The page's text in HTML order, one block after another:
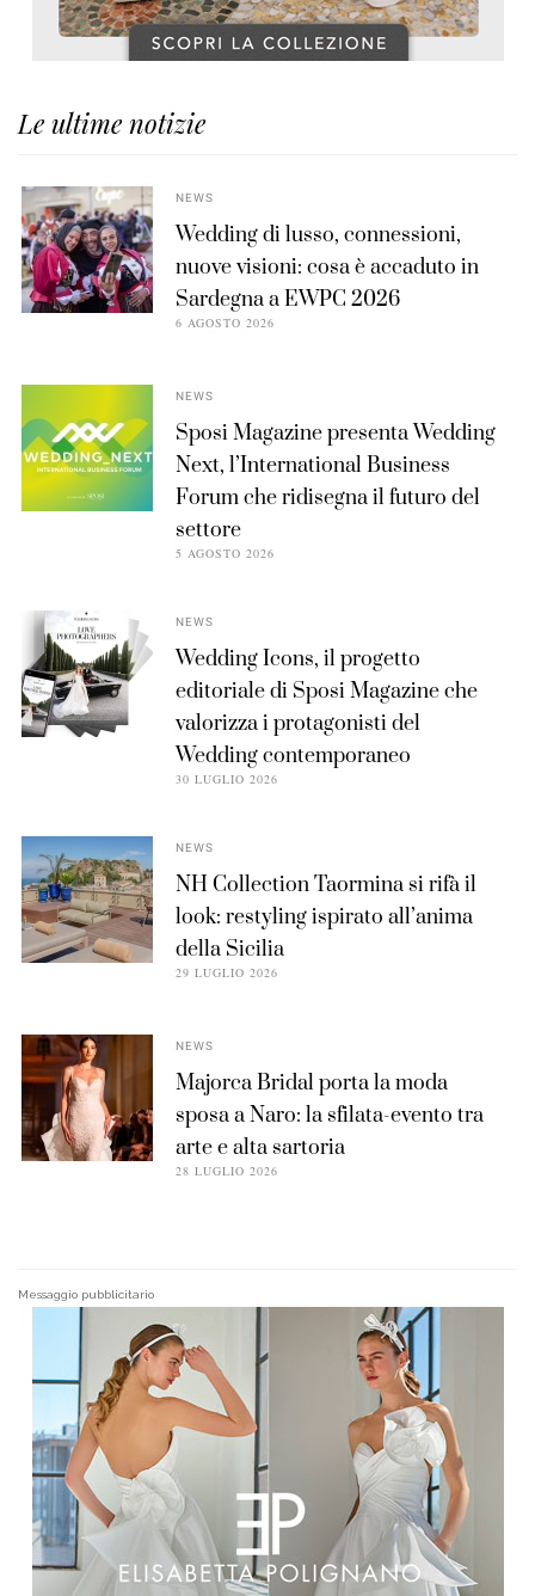
Le ultime notizie
NEWS
Wedding di lusso, connessioni,
nuove visioni: cosa è accaduto in
Sardegna a EWPC 2026
6 AGOSTO 2026
NEWS
Sposi Magazine presenta Wedding
Next, l’International Business
Forum che ridisegna il futuro del
settore
5 AGOSTO 2026
NEWS
Wedding Icons, il progetto
editoriale di Sposi Magazine che
valorizza i protagonisti del
Wedding contemporaneo
30 LUGLIO 2026
NEWS
NH Collection Taormina si rifà il
look: restyling ispirato all’anima
della Sicilia
29 LUGLIO 2026
NEWS
Majorca Bridal porta la moda
sposa a Naro: la sfilata-evento tra
arte e alta sartoria
28 LUGLIO 2026
Messaggio pubblicitario